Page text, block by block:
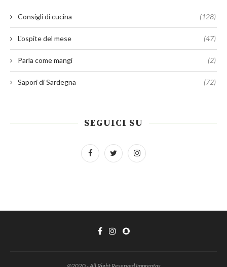
Consigli di cucina (128)
L'ospite del mese (47)
Parla come mangi (2)
Sapori di Sardegna (72)
SEGUICI SU